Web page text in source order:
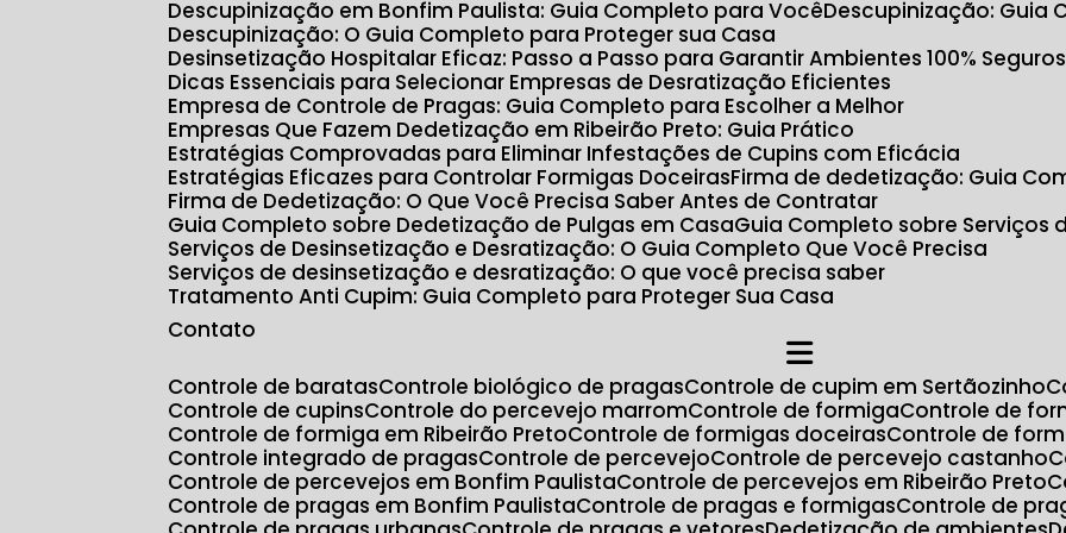
Descupinização em Bonfim Paulista: Guia Completo para Você Descupinização:
Descupinização: O Guia Completo para Proteger sua Casa
Desinsetização Hospitalar Eficaz: Passo a Passo para Garantir Ambientes 100% Seguros
Dicas Essenciais para Selecionar Empresas de Desratização Eficientes
Empresa de Controle de Pragas: Guia Completo para Escolher a Melhor
Empresas Que Fazem Dedetização em Ribeirão Preto: Guia Prático
Estratégias Comprovadas para Eliminar Infestações de Cupins com Eficácia
Estratégias Eficazes para Controlar Formigas Doceiras Firma de dedetização: Guia
Firma de Dedetização: O Que Você Precisa Saber Antes de Contratar
Guia Completo sobre Dedetização de Pulgas em Casa
Guia Completo sobre
Serviços de Desinsetização e Desratização: O Guia Completo Que Você Precisa
Serviços de desinsetização e desratização: O que você precisa saber
Tratamento Anti Cupim: Guia Completo para Proteger Sua Casa
Contato
Controle de baratas
Controle biológico de pragas Controle de cupim em Sertãozinho
Controle de cupins
Controle do percevejo marrom Controle de formiga
Controle de
Controle de formiga em Ribeirão Preto
Controle de formigas doceiras
Controle de
Controle integrado de pragas
Controle de percevejo Controle de percevejo castanho
Controle de percevejos em Bonfim Paulista
Controle de percevejos em Ribeirão Preto
Controle de pragas em Bonfim Paulista
Controle de pragas e formigas
Controle de